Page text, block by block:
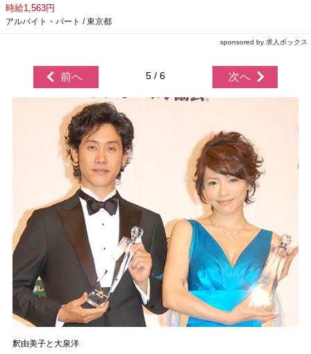
時給1,563円
アルバイト・パート / 東京都
sponsored by 求人ボックス
前へ 5 / 6 次へ
釈由美子と大泉洋